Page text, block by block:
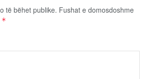
të bëhet publike. Fushat e domosdoshme
*